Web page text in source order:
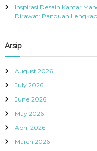
Inspirasi Desain Kamar
Dirawat: Panduan
Arsip
August 2026
July 2026
June 2026
May 2026
April 2026
March 2026